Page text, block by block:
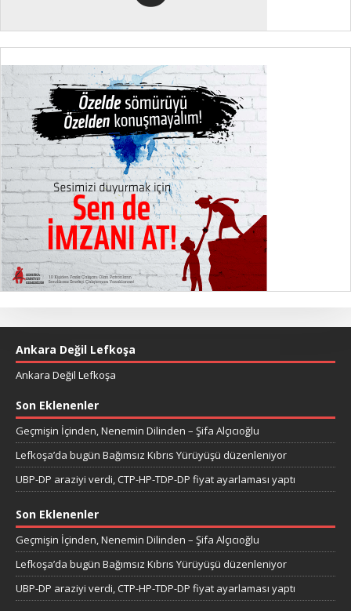
Ankara Değil Lefkoşa
Ankara Değil Lefkoşa
Son Eklenenler
Geçmişin İçinden, Nenemin Dilinden – Şifa Alçıcıoğlu
Lefkoşa’da bugün Bağımsız Kıbrıs Yürüyüşü düzenleniyor
UBP-DP araziyi verdi, CTP-HP-TDP-DP fiyat ayarlaması yaptı
Son Eklenenler
Geçmişin İçinden, Nenemin Dilinden – Şifa Alçıcıoğlu
Lefkoşa’da bugün Bağımsız Kıbrıs Yürüyüşü düzenleniyor
UBP-DP araziyi verdi, CTP-HP-TDP-DP fiyat ayarlaması yaptı